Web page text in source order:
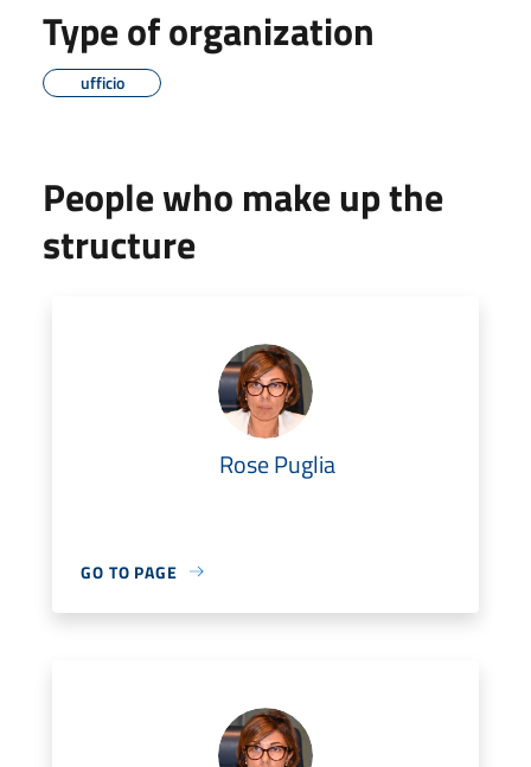
Type of organization
ufficio
People who make up the
structure
Rose Puglia
GO TO PAGE